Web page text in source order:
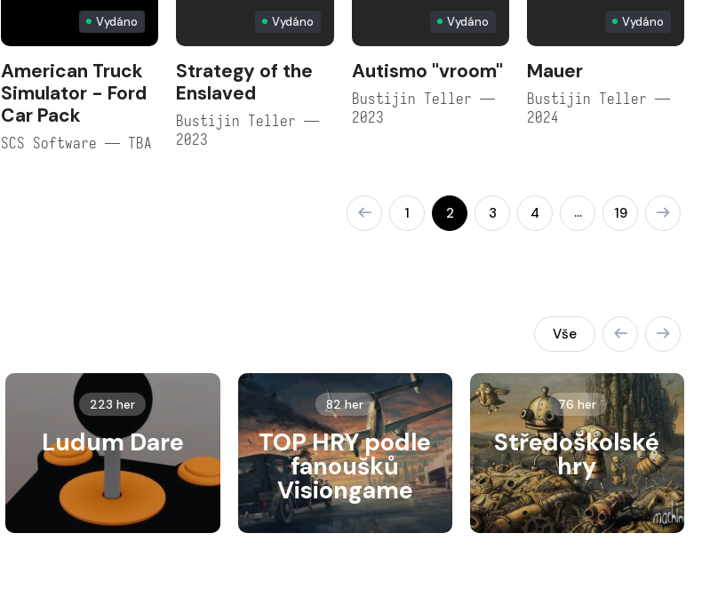
Vydáno
American Truck
Simulator - Ford
Car Pack
SCS Software — TBA
Vydáno
Strategy of the
Enslaved
Bustijin Teller —
2023
Vydáno
Autismo "vroom"
Bustijin Teller —
2023
Vydáno
Mauer
Bustijin Teller —
2024
1 2 3 4 … 19
Vše
223 her
Ludum Dare
82 her
TOP HRY podle
fanoušků
Visiongame
76 her
Středoškolské
hry